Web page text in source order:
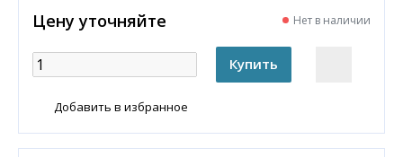
Цену уточняйте Нет в наличии
Добавить в избранное